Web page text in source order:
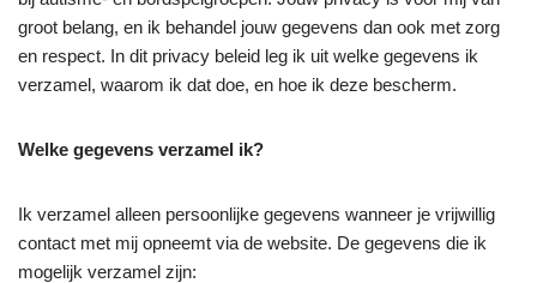
groot belang, en ik behandel jouw gegevens dan ook met zorg
en respect. In dit privacy beleid leg ik uit welke gegevens ik
verzamel, waarom ik dat doe, en hoe ik deze bescherm.
Welke gegevens verzamel ik?
Ik verzamel alleen persoonlijke gegevens wanneer je vrijwillig
contact met mij opneemt via de website. De gegevens die ik
mogelijk verzamel zijn: